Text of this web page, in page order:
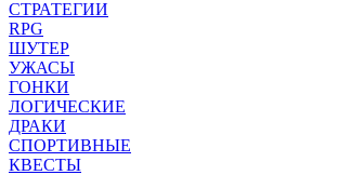
СТРАТЕГИИ
RPG
ШУТЕР
УЖАСЫ
ГОНКИ
ЛОГИЧЕСКИЕ
ДРАКИ
СПОРТИВНЫЕ
КВЕСТЫ